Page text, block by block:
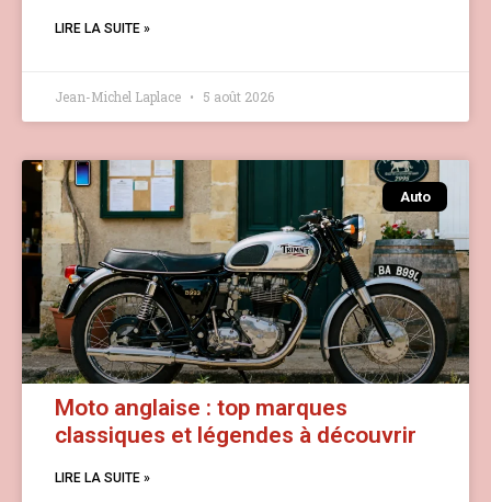
LIRE LA SUITE »
Jean-Michel Laplace 5 août 2026
Auto
Moto anglaise : top marques
classiques et légendes à découvrir
LIRE LA SUITE »